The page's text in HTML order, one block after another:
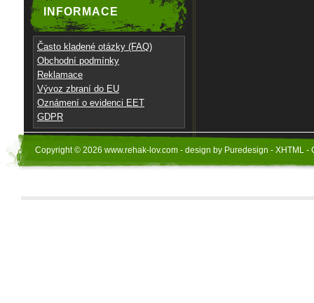
INFORMACE
Často kladené otázky (FAQ)
Obchodní podmínky
Reklamace
Vývoz zbraní do EU
Oznámení o evidenci EET
GDPR
Copyright © 2026 www.rehak-lov.com - design by Puredesign - XHTML -